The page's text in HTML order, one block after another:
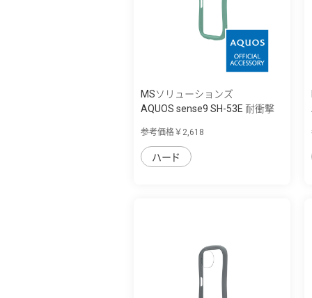
MSソリューションズ
AQUOS sense9 SH-53E 耐衝撃
参考価格￥2,618
ハード